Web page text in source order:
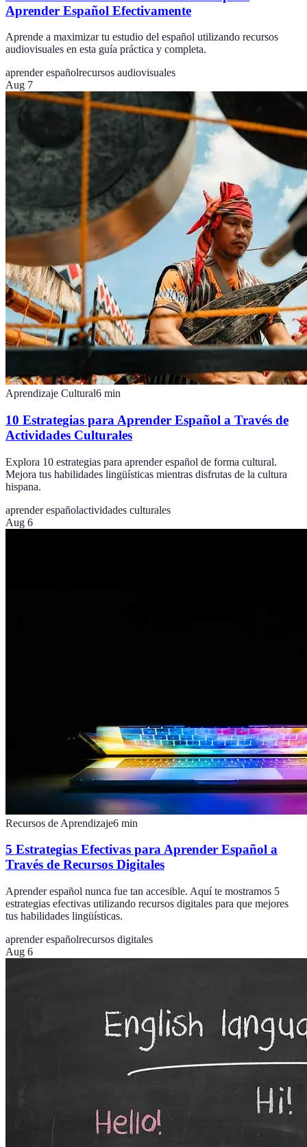
Aprender Español Efectivamente
Aprende a maximizar tu estudio del español utilizando recursos
audiovisuales en esta guía práctica y completa.
aprender españolrecursos audiovisuales
Aug 7
Aprendizaje Cultural6 min
10 Estrategias para Aprender Español a Través de
Actividades Culturales
Explora 10 estrategias para aprender español de forma cultural.
Mejora tus habilidades lingüísticas mientras disfrutas de la cultura
hispana.
aprender españolactividades culturales
Aug 6
Recursos de Aprendizaje6 min
5 Estrategias Efectivas para Aprender Español a
Través de Recursos Digitales
Aprender español nunca fue tan accesible. Aquí te mostramos 5
estrategias efectivas utilizando recursos digitales para que mejores
tus habilidades lingüísticas.
aprender españolrecursos digitales
Aug 6